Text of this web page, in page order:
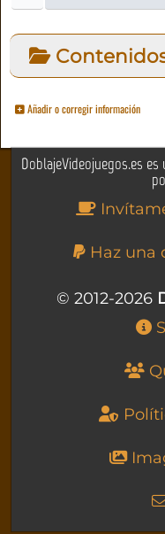
Añadir o corregir información
DoblajeVideojuegos.es
Haz una
© 2012-2026